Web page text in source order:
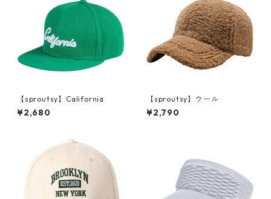
【sproutsy】California
¥2,680
【sproutsy】ウール
¥2,790